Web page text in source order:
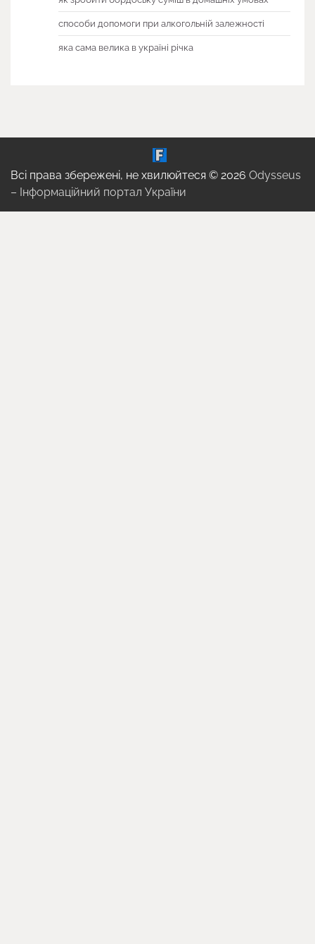
способи допомоги при алкогольній залежності
яка сама велика в україні річка
Всі права збережені, не хвилюйтеся © 2026 Odysseus
– Інформаційний портал України